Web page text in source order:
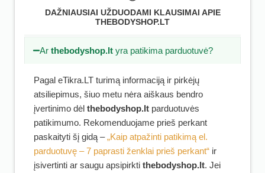
DAŽNIAUSIAI UŽDUODAMI KLAUSIMAI APIE
THEBODYSHOP.LT
Arthebodyshop.lt yra patikima parduotuvė?
Pagal eTikra.LT turimą informaciją ir pirkėjų
atsiliepimus, šiuo metu nėra aiškaus bendro
įvertinimo dėl thebodyshop.lt parduotuvės
patikimumo. Rekomenduojame prieš perkant
paskaityti šį gidą –„Kaip atpažinti patikimą el.
parduotuvę – 7 paprasti ženklai prieš perkant“ ir
įsivertinti ar saugu apsipirkti thebodyshop.lt. Jei